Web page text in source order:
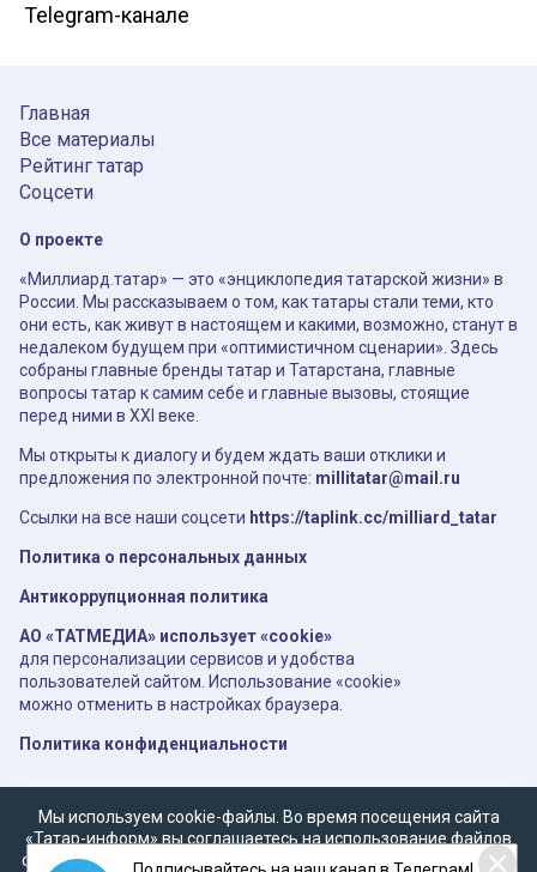
Telegram-канале
Главная
Все материалы
Рейтинг татар
Соцсети
О проекте
«Миллиард.татар» — это «энциклопедия татарской жизни» в
России. Мы рассказываем о том, как татары стали теми, кто
они есть, как живут в настоящем и какими, возможно, станут в
недалеком будущем при «оптимистичном сценарии». Здесь
собраны главные бренды татар и Татарстана, главные
вопросы татар к самим себе и главные вызовы, стоящие
перед ними в XXI веке.
Мы открыты к диалогу и будем ждать ваши отклики и
предложения по электронной почте: millitatar@mail.ru
Ссылки на все наши соцсети https://taplink.cc/milliard_tatar
Политика о персональных данных
Антикоррупционная политика
АО «ТАТМЕДИА» использует «cookie»
для персонализации сервисов и удобства
пользователей сайтом. Использование «cookie»
можно отменить в настройках браузера.
Политика конфиденциальности
Мы используем cookie-файлы. Во время посещения сайта
«Татар-информ» вы соглашаетесь на использование файлов
cookie в соответствии с настоящим уведомлением, согласием